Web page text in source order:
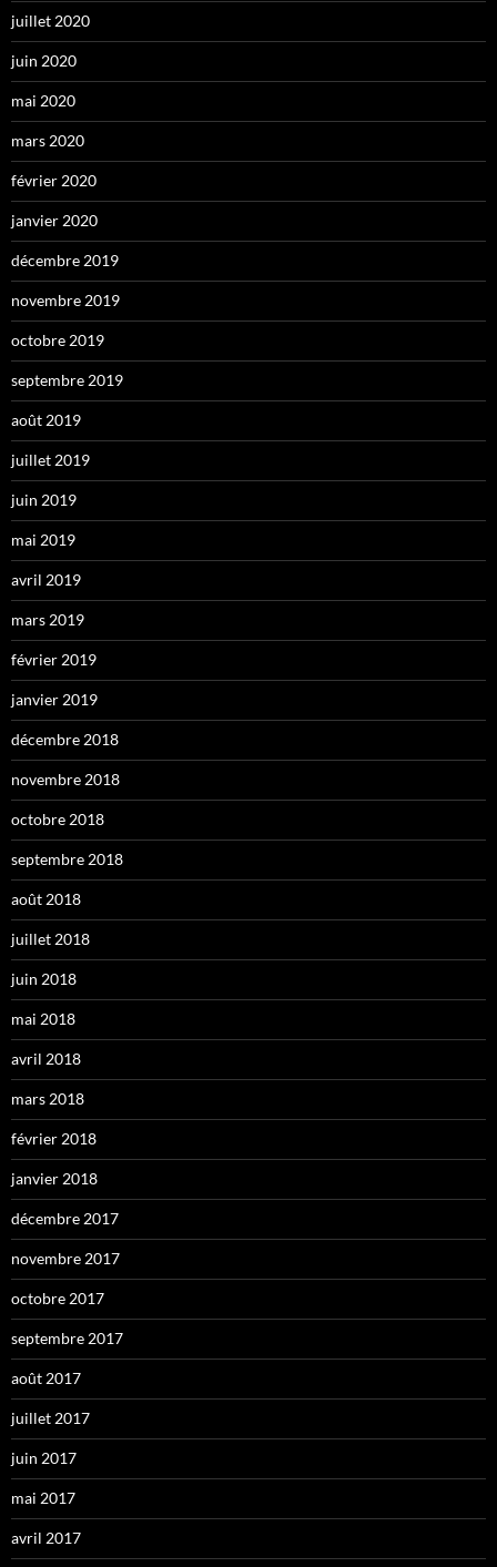
juillet 2020
juin 2020
mai 2020
mars 2020
février 2020
janvier 2020
décembre 2019
novembre 2019
octobre 2019
septembre 2019
août 2019
juillet 2019
juin 2019
mai 2019
avril 2019
mars 2019
février 2019
janvier 2019
décembre 2018
novembre 2018
octobre 2018
septembre 2018
août 2018
juillet 2018
juin 2018
mai 2018
avril 2018
mars 2018
février 2018
janvier 2018
décembre 2017
novembre 2017
octobre 2017
septembre 2017
août 2017
juillet 2017
juin 2017
mai 2017
avril 2017